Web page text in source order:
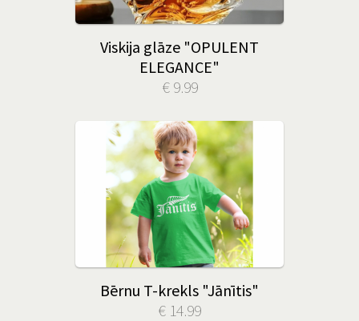
Viskija glāze "OPULENT
ELEGANCE"
€ 9.99
Bērnu T-krekls "Jānītis"
€ 14.99